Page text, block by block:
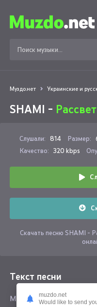
Муздо.нет Украинские и
SHAMI -
Слушали: 814 Размер:
Качество: 320 kbps
Скачать песню SHAMI -
Текст песни
Молись, моя душа, боль
muzdo.net
Would like to send